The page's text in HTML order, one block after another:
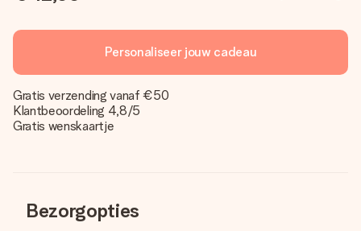
Personaliseer jouw cadeau
Gratis verzending vanaf €50
Klantbeoordeling 4,8/5
Gratis wenskaartje
Bezorgopties